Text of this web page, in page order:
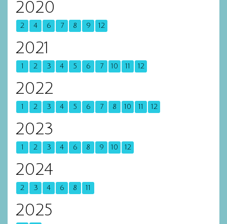
2020
2 4 6 7 8 9 12
2021
1 2 3 4 5 6 7 10 11 12
2022
1 2 3 4 5 6 7 8 10 11 12
2023
1 2 3 4 6 8 9 10 12
2024
2 3 4 6 8 11
2025